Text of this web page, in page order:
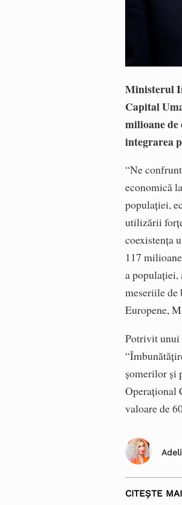
Ministerul
Capital
milioane
integrarea
“Ne
economică
populaţiei,
utilizării
coexistenţa
117
a populaţiei,
meseriile de
Europene,
Potrivit unui
şomerilor şi
Operaţional
valoare de
CITEȘTE